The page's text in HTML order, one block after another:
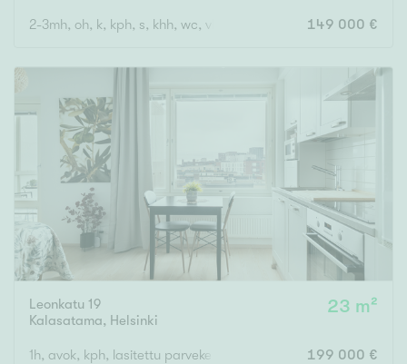
2-3mh, oh, k, kph, s, khh, wc, vh 149 000 €
Leonkatu 19
Kalasatama, Helsinki
23 m²
1h, avok, kph, lasitettu parveke 199 000 €